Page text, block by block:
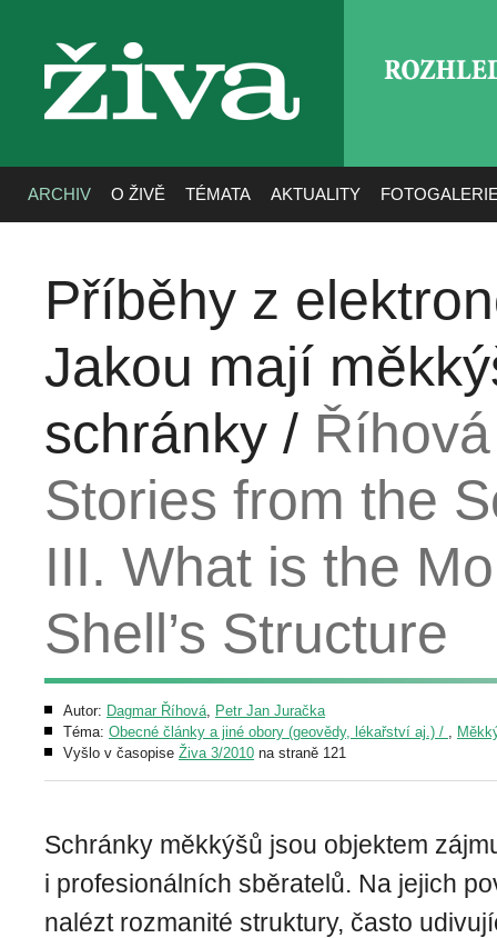
živa
ARCHIV O ŽIVĚ TÉMATA AKTUALITY
Příběhy z
Jakou mají
schránky /
Stories from the
III. What is the
Shell’s Structure
Autor: Dagmar Říhová, Petr Jan Juračka
Téma: Obecné články a jiné obory (geovědy, lékařství aj.) / ,
Vyšlo v časopise Živa 3/2010 na straně 121
Schránky měkkýšů jsou objektem
i profesionálních sběratelů. Na jejich
nalézt rozmanité struktury, často